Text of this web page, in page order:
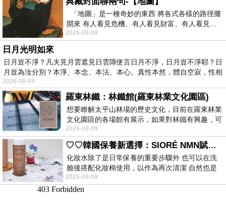
「地圖」是一種奇妙的東西 將各式各樣的路徑攤
開來 有人看見危機、有人看見財富、有人看見…
從中可以發掘出不同的
2026-08-09
日月光明如來
日月豈不淨？凡夫見月雲遮見日雲障便言日月不淨，日月豈不淨耶？日
月豈為汝分別？本淨、本念、本法、本心。真性本然，體自空寂，性相
2026-08-09
羅東林鐵：林鐵館(羅東林業文化園區)
想要瞭解太平山林場的歷史文化，目前在羅東林業
文化園區的各場館有展示，如果對林鐵有興趣，可
以到林鐵館。 這裡展示從山下
2026-08-09
♡♡韓國保養新選擇：SIORÉ NMN賦活泡泡化妝水♡♡
化妝水除了是日常保養的重要步驟外 也可以在洗
臉後搭配化妝棉使用，以作為再次清潔 自然也是
我的保養必備品項 不過，我對於化妝
2026-08-09